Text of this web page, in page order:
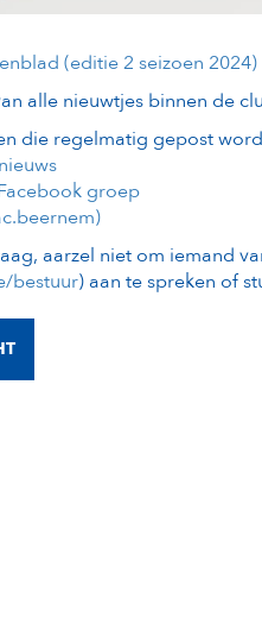
(editie 2 seizoen 2024)
alle nieuwtjes binnen de
die regelmatig gepost
groep
aarzel niet om iemand
bestuur) aan te spreken of